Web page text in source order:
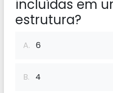
incluídas em
estrutura?
A. 6
B. 4